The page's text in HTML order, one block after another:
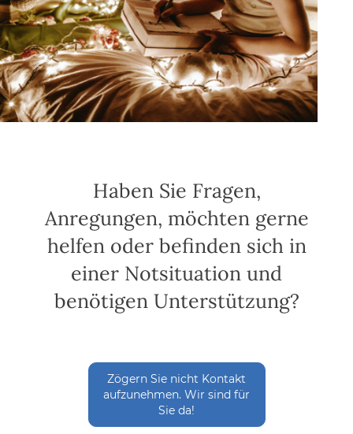
Haben Sie Fragen,
Anregungen, möchten gerne
helfen oder befinden sich in
einer Notsituation und
benötigen Unterstützung?
Zögern Sie nicht Kontakt
aufzunehmen. Wir sind für
Sie da!